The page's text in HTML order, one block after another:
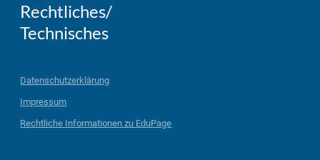
Rechtliches/
Technisches
Datenschutzerklärung
Impressum
Rechtliche Informationen zu EduPage